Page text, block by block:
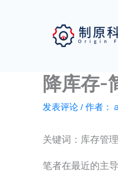
降库存-
发表评论/ 作者：
关键词：库存管
笔者在最近的主